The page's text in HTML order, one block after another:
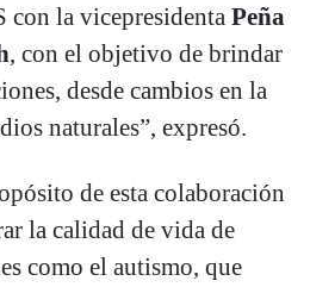
con la vicepresidenta Peña
, con el objetivo de brindar
desde cambios en la
naturales”, expresó.
de esta colaboración
la calidad de vida de
como el autismo, que